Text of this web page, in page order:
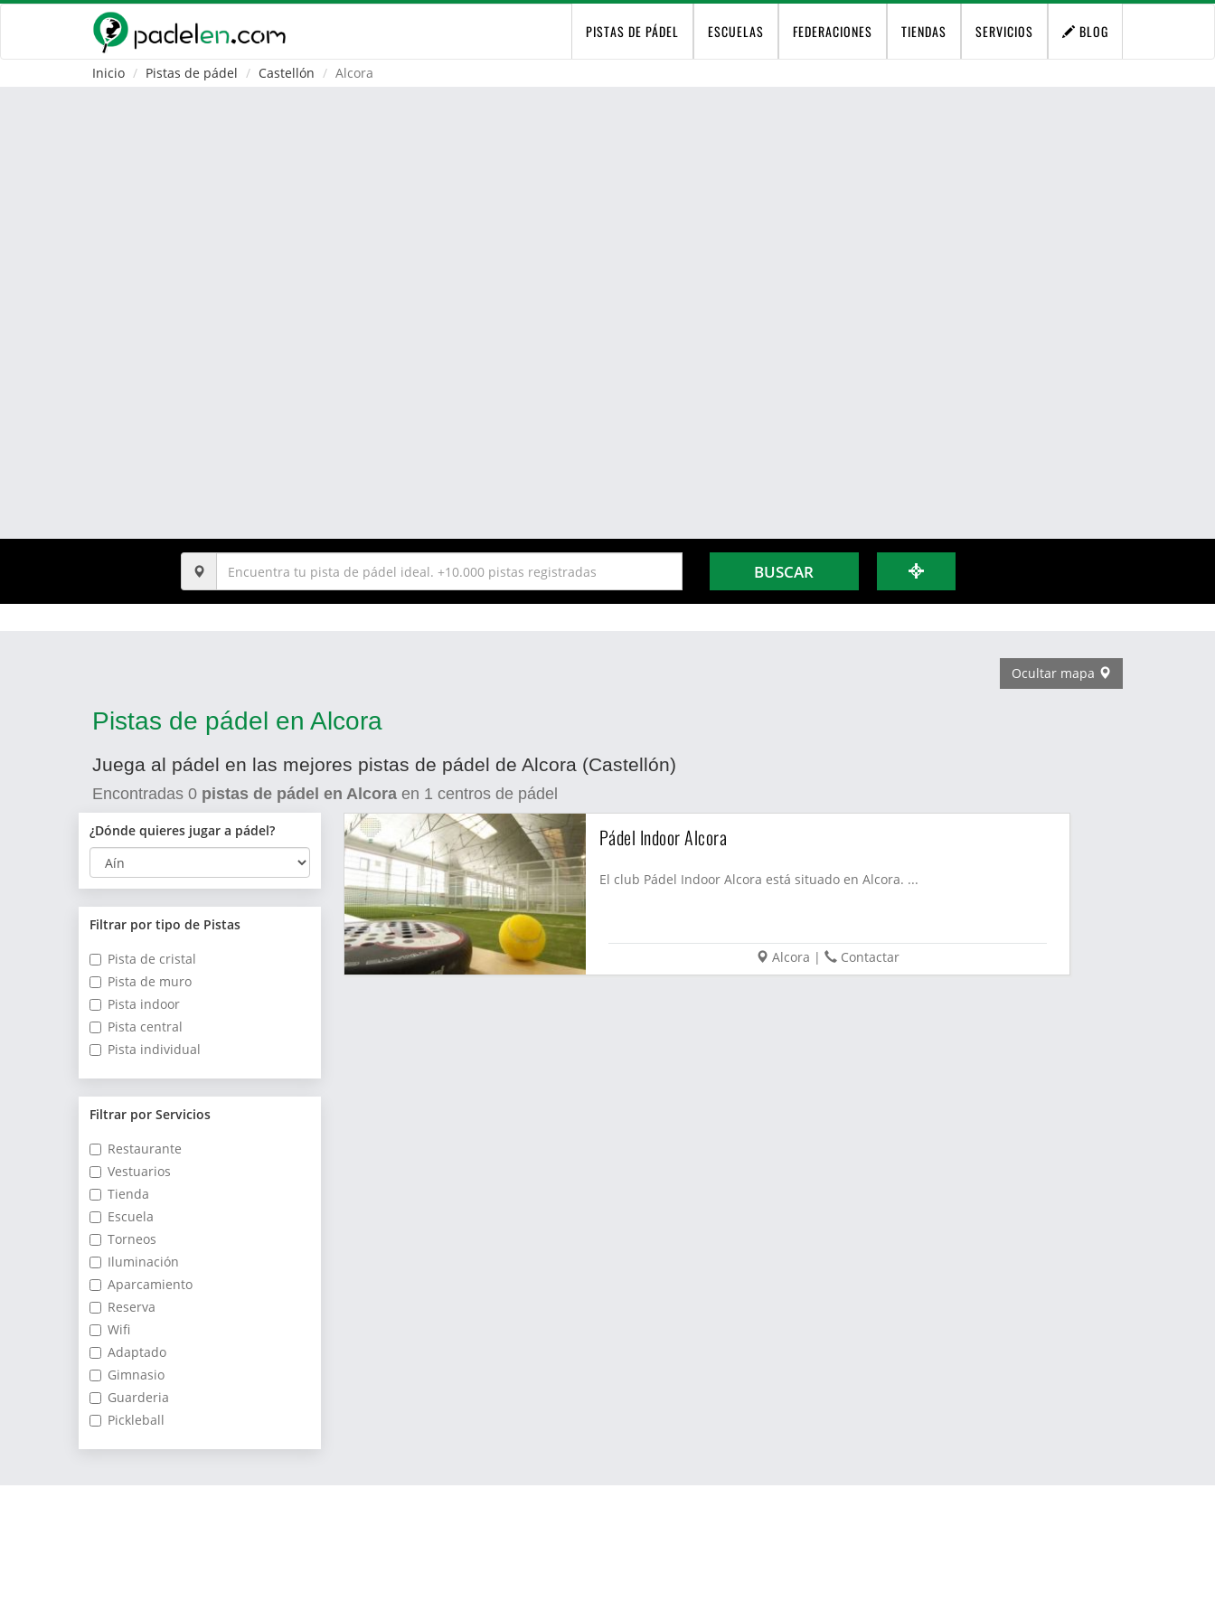
PISTAS DE PÁDEL ESCUELAS FEDERACIONES TIENDAS SERVICIOS BLOG
Inicio Pistas de pádel Castellón Alcora
BUSCAR
Ocultar mapa
Pistas de pádel en Alcora
Juega al pádel en las mejores pistas de pádel de Alcora (Castellón)
Encontradas 0 pistas de pádel en Alcora en 1 centros de pádel
¿Dónde quieres jugar a pádel?
Filtrar por tipo de Pistas
Pista de cristal
Pista de muro
Pista indoor
Pista central
Pista individual
Filtrar por Servicios
Restaurante
Vestuarios
Tienda
Escuela
Torneos
Iluminación
Aparcamiento
Reserva
Wifi
Adaptado
Gimnasio
Guarderia
Pickleball
Pádel Indoor Alcora
El club Pádel Indoor Alcora está situado en Alcora. ...
Alcora | Contactar